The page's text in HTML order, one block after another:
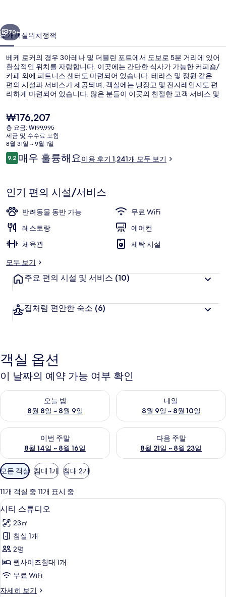
갤
러
리
다음
70+
소개객실위치정책
베케 로커의 경우 3아레나 및 더블린 포트에서 도보로 5분 거리에 있어
환상적인 위치를 자랑합니다. 이곳에는 간단한 식사가 가능한 커피숍/
카페 외에 피트니스 센터도 마련되어 있습니다. 테라스 및 정원 같은
편의 시설과 서비스가 제공되며, 객실에는 냉장고 및 전자레인지도 편
리하게 마련되어 있습니다. 많은 분들이 이곳의 친절한 고객 서비스 및
갈 수 있고 Spencer Dock 역도 6분 거리에 있어 대중 교통편을 이용하
기 편리합니다.
현
재
가
격
은
₩176,207
₩176,207
총 요금: ₩199,995
세금 및 수수료 포함
8월 31일 ~ 9월 1일
이
용
기
9.210점 만점 중 9.2점.
매우 훌륭해요이용 후기 1,241개 모두 보기
인기 편의 시설/서비스
반려동물 동반 가능
무료 WiFi
레스토랑
에어컨
체육관
세탁 시설
모두 보기
주요 편의 시설 및 서비스 (10)
집처럼 편안한 숙소 (6)
객실 옵션
이 날짜의 예약 가능 여부 확인
오늘 밤
8월 8일 ~ 8월 9일
오늘 밤 예약 가능 여부 확인, 8월 8일 ~ 8월 9일
내일
8월 9일 ~ 8월 10일
내일 예약 가능 여부 확인, 8월
이번 주말
8월 14일 ~ 8월 16일
이번 주말 예약 가능 여부 확인, 8월 14일 ~ 8월 16일
다음 주말
8월 21일 ~ 8월 23일
다음 주말 예약 가능 여부 확인
객
실
에
사
용
가
능
한
터
모든 객실 침대 1개 침대 2개
11개 객실 중 11개 표시 중
시
티
스
튜
디
오
시티 스튜디오 | 객실 내 금고, 책상, 노
7
시티 스튜디오
23㎡
침실 1개
2명
퀸사이즈침대 1개
무료 WiFi
자세히 보기
시